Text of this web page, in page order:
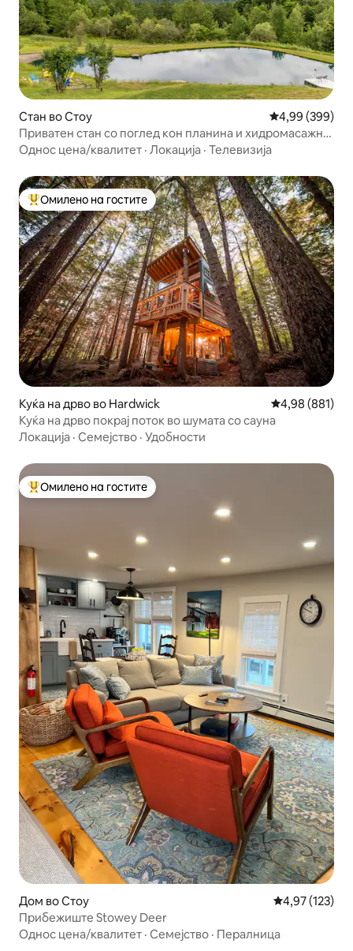
Стан во Стоу Просечна
4,99 (399)
Приватен стан со поглед кон планина и хидромасажна
када
Однос цена/квалитет · Локација · Телевизија
Меѓу најуспешните „Омилени на гостите“
Омилено на гостите
Куќа на дрво во Hardwick Просечна
4,98 (881)
Куќа на дрво покрај поток во шумата со сауна
Локација · Семејство · Удобности
Меѓу најуспешните „Омилени на гостите“
Омилено на гостите
Дом во Стоу Просечна
4,97 (123)
Прибежиште Stowey Deer
Однос цена/квалитет · Семејство · Пералница